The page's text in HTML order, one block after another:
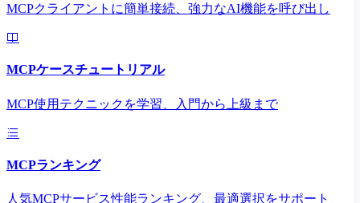
MCPクライアントに簡単接続、強力なAI機能を呼び出し
MCPケースチュートリアル
MCP使用テクニックを学習、入門から上級まで
MCPランキング
人気MCPサービス性能ランキング、最適選択をサポート